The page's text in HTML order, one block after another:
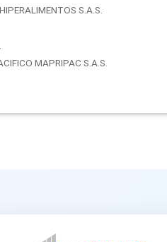
S.A.S.
MAPRIPAC S.A.S.